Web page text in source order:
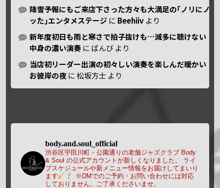
降雪予報にもご来店下さった方々も大満足の｢ノリにノ
ッた｣エンタメステージ に Beehiiv より
新年度初日も雨と寒さで拍子抜けも…滅多に聴けない
中身の濃い演奏 に ばんび より
当店初リーダー出演の初々しい演奏を楽しんだ暖かい
お彼岸の夜 に松坂方士 より
body.and.soul_official
渋谷区宇田川町・公園通りの老舗ジャズクラブ Body
& Soul の公式アカウントが新しくなりました。
ライ
ブスケジュールや新メニュー情報をお届けしてまいり
ます
※DMでのご予約・お問い合わせには対応
しておりません。ご了承くださいませ。